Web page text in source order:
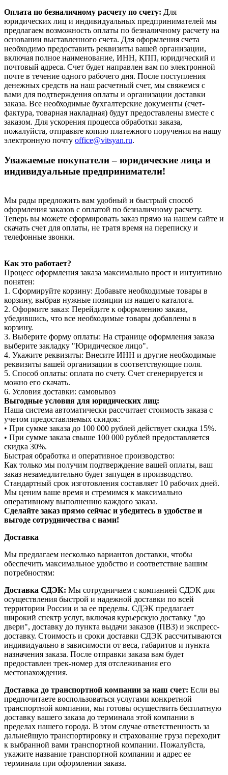
Оплата по безналичному расчету по счету: Для
юридических лиц и индивидуальных предпринимателей мы
предлагаем возможность оплаты по безналичному расчету на
основании выставленного счета. Для оформления счета
необходимо предоставить реквизиты вашей организации,
включая полное наименование, ИНН, КПП, юридический и
почтовый адреса. Счет будет направлен вам по электронной
почте в течение одного рабочего дня. После поступления
денежных средств на наш расчетный счет, мы свяжемся с
вами для подтверждения оплаты и организации доставки
заказа. Все необходимые бухгалтерские документы (счет-
фактура, товарная накладная) будут предоставлены вместе с
заказом. Для ускорения процесса обработки заказа,
пожалуйста, отправьте копию платежного поручения на нашу
электронную почту office@vitsyan.ru.
Уважаемые покупатели – юридические лица и
индивидуальные предприниматели!
Мы рады предложить вам удобный и быстрый способ
оформления заказов с оплатой по безналичному расчету.
Теперь вы можете сформировать заказ прямо на нашем сайте и
скачать счет для оплаты, не тратя время на переписку и
телефонные звонки.
Как это работает?
Процесс оформления заказа максимально прост и интуитивно
понятен:
1. Сформируйте корзину: Добавьте необходимые товары в
корзину, выбрав нужные позиции из нашего каталога.
2. Оформите заказ: Перейдите к оформлению заказа,
убедившись, что все необходимые товары добавлены в
корзину.
3. Выберите форму оплаты: На странице оформления заказа
выберите закладку "Юридическое лицо".
4. Укажите реквизиты: Внесите ИНН и другие необходимые
реквизиты вашей организации в соответствующие поля.
5. Способ оплаты: оплата по счету. Счет сгенерируется и
можно его скачать.
6. Условия доставки: самовывоз
Выгодные условия для юридических лиц:
Наша система автоматически рассчитает стоимость заказа с
учетом предоставляемых скидок:
• При сумме заказа до 100 000 рублей действует скидка 15%.
• При сумме заказа свыше 100 000 рублей предоставляется
скидка 30%.
Быстрая обработка и оперативное производство:
Как только мы получим подтверждение вашей оплаты, ваш
заказ незамедлительно будет запущен в производство.
Стандартный срок изготовления составляет 10 рабочих дней.
Мы ценим ваше время и стремимся к максимально
оперативному выполнению каждого заказа.
Сделайте заказ прямо сейчас и убедитесь в удобстве и
выгоде сотрудничества с нами!
Доставка
Мы предлагаем несколько вариантов доставки, чтобы
обеспечить максимальное удобство и соответствие вашим
потребностям:
Доставка СДЭК: Мы сотрудничаем с компанией СДЭК для
осуществления быстрой и надежной доставки по всей
территории России и за ее пределы. СДЭК предлагает
широкий спектр услуг, включая курьерскую доставку "до
двери", доставку до пункта выдачи заказов (ПВЗ) и экспресс-
доставку. Стоимость и сроки доставки СДЭК рассчитываются
индивидуально в зависимости от веса, габаритов и пункта
назначения заказа. После отправки заказа вам будет
предоставлен трек-номер для отслеживания его
местонахождения.
Доставка до транспортной компании за наш счет: Если вы
предпочитаете воспользоваться услугами конкретной
транспортной компании, мы готовы осуществить бесплатную
доставку вашего заказа до терминала этой компании в
пределах нашего города. В этом случае ответственность за
дальнейшую транспортировку и страхование груза переходит
к выбранной вами транспортной компании. Пожалуйста,
укажите название транспортной компании и адрес ее
терминала при оформлении заказа.